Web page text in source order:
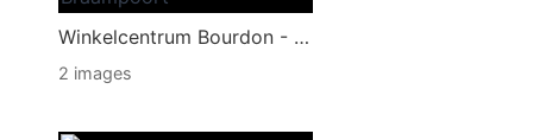
Winkelcentrum Bourdon - Braampoort
2 images